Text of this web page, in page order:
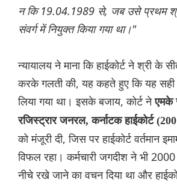
न कि 19.04.1989 से, जब उसे प्रथम
संवर्ग में नियुक्त किया गया था।"
न्यायालय ने माना कि हाईकोर्ट ने श्री के
करके गलती की, यह कहते हुए कि यह सही
लिया गया था। इसके बजाय, कोर्ट नेएमके
रजिस्ट्रार जनरल, कर्नाटक हाईकोर्ट
को मंजूरी दी, जिस पर हाईकोर्ट वर्तमान
विफल रहा। कर्मचारी जगदीश ने भी
नीचे रखे जाने का वचन दिया था और